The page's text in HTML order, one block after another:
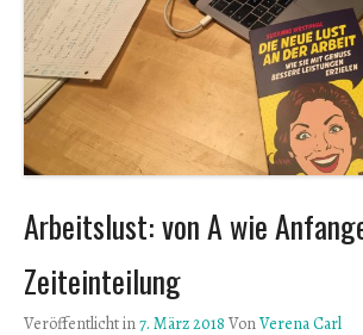
Arbeitslust: von A wie
Zeiteinteilung
Veröffentlicht in7. März 2018 VonVerena Carl